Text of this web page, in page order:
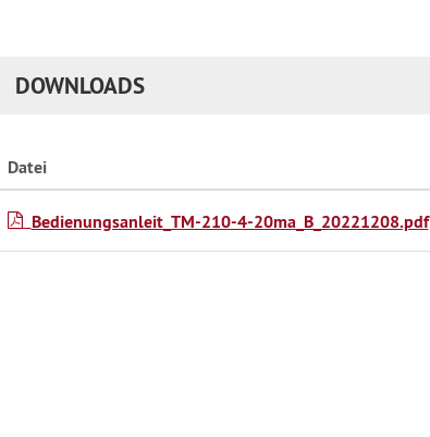
DOWNLOADS
Datei
Bedienungsanleit_TM-210-4-20ma_B_20221208.pdf